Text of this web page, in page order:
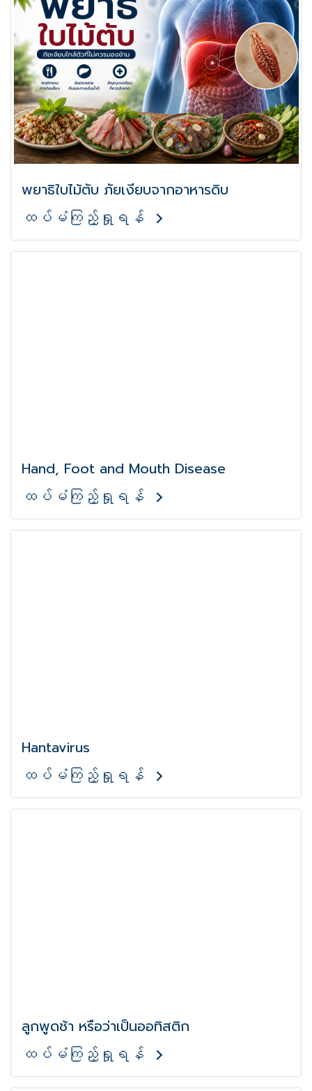
พยาธิใบไม้ตับ ภัยเงียบจากอาหารดิบ
ထပ်မံကြည့်ရှုရန်
Hand, Foot and Mouth Disease
ထပ်မံကြည့်ရှုရန်
Hantavirus
ထပ်မံကြည့်ရှုရန်
ลูกพูดช้า หรือว่าเป็นออทิสติก
ထပ်မံကြည့်ရှုရန်